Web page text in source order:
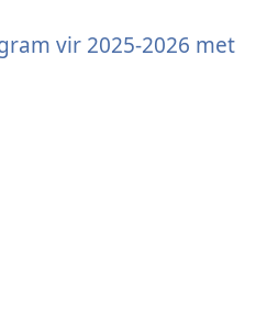
vir 2025-2026 met